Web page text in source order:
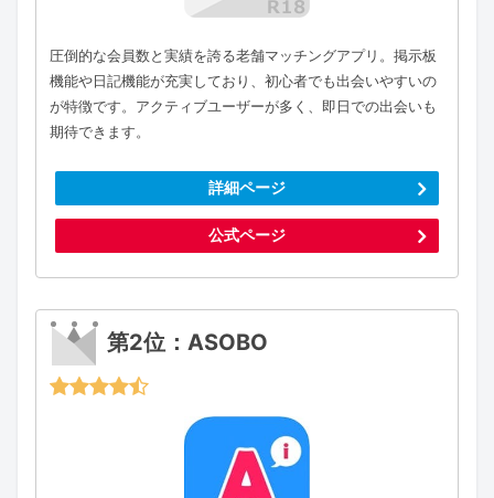
圧倒的な会員数と実績を誇る老舗マッチングアプリ。掲示板
機能や日記機能が充実しており、初心者でも出会いやすいの
が特徴です。アクティブユーザーが多く、即日での出会いも
期待できます。
詳細ページ
公式ページ
第2位：ASOBO